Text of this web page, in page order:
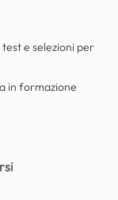
e selezioni per
in formazione